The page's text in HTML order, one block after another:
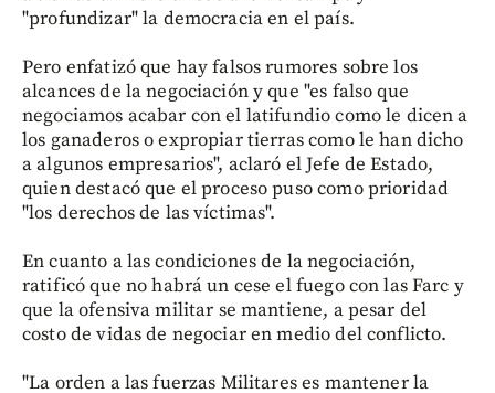
"profundizar" la democracia en el país.
Pero enfatizó que hay falsos rumores sobre los
alcances de la negociación y que "es falso que
negociamos acabar con el latifundio como le dicen a
los ganaderos o expropiar tierras como le han dicho
a algunos empresarios", aclaró el Jefe de Estado,
quien destacó que el proceso puso como prioridad
"los derechos de las víctimas".
En cuanto a las condiciones de la negociación,
ratificó que no habrá un cese el fuego con las Farc y
que la ofensiva militar se mantiene, a pesar del
costo de vidas de negociar en medio del conflicto.
"La orden a las fuerzas Militares es mantener la